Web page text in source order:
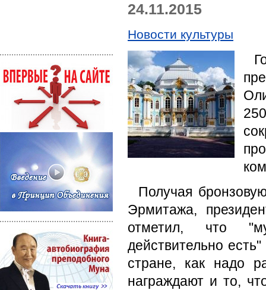
24.11.2015
Новости культуры
Получая
Эрмитажа,
отметил, что
действительно
стране, как надо
награждают и то,